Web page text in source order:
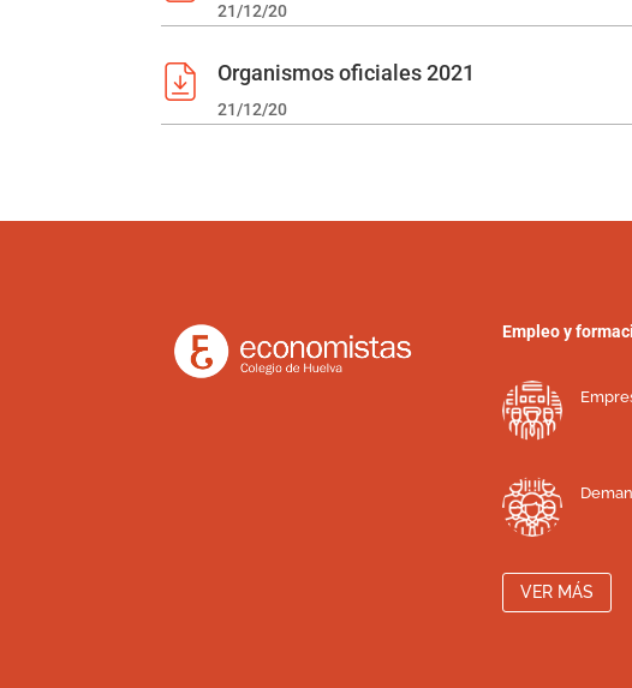
21/12/20
Organismos oficiales 2021
21/12/20
Empleo y
VER MÁS